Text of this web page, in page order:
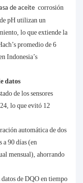
de aceite corrosión
pH utilizan un
lo que extiende la
promedio de 6
Indonesia’s
datos
de los sensores
lo que evitó 12
automática de dos
a 90 días (en
mensual), ahorrando
de DQO en tiempo